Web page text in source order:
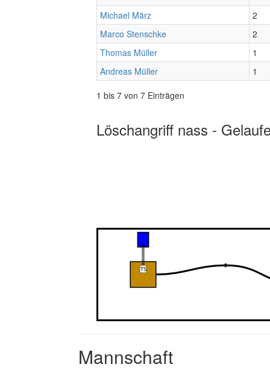
Michael März
2
Marco Stenschke
2
Thomas Müller
1
Andreas Müller
1
1 bis 7 von 7 Einträgen
Löschangriff nass -
Mannschaft